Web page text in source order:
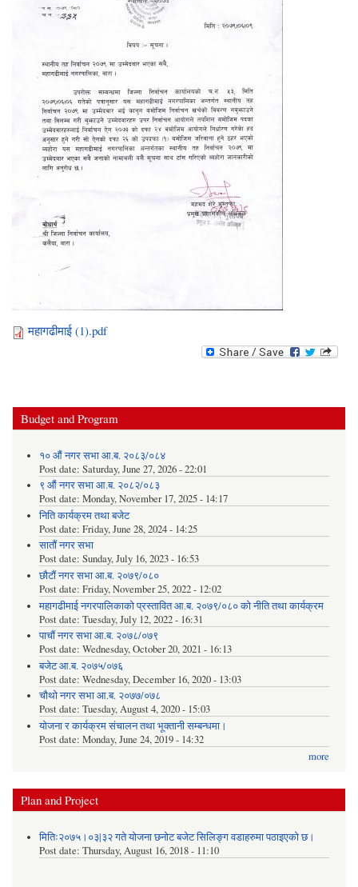
महागढीमाई (1).pdf
Budget and Program
१० औं नगर सभा आ.ब. २०८३/०८४
Post date: Saturday, June 27, 2026 - 22:01
९ औं नगर सभा आ.ब. २०८२/०८३
Post date: Monday, November 17, 2025 - 14:17
निति कार्यक्रम तथा बजेट
Post date: Friday, June 28, 2024 - 14:25
सातौं नगर सभा
Post date: Sunday, July 16, 2023 - 16:53
छौटौं नगर सभा आ.ब. २०७९/०८०
Post date: Friday, November 25, 2022 - 12:02
महागढीमाई नगरपालिकाको प्रस्तावित आ.ब. २०७९/०८० को नीति तथा कार्यक्रम
Post date: Tuesday, July 12, 2022 - 16:31
पाचौं नगर सभा आ.ब. २०७८/०७९
Post date: Wednesday, October 20, 2021 - 16:13
बजेट आ.ब. २०७५/०७६
Post date: Wednesday, December 16, 2020 - 13:03
चौथो नगर सभा आ.ब. २०७७/०७८
Post date: Tuesday, August 4, 2020 - 15:03
योजना र कार्यक्रम संचालन तथा भूक्तानी सम्बन्धमा।
Post date: Monday, June 24, 2019 - 14:32
more
Plan and Project
मितिः२०७५।०३|३२ गते योजना छनोट बजेट सिलिङ्ग वडाहरुमा पठाइएको छ​।
Post date: Thursday, August 16, 2018 - 11:10